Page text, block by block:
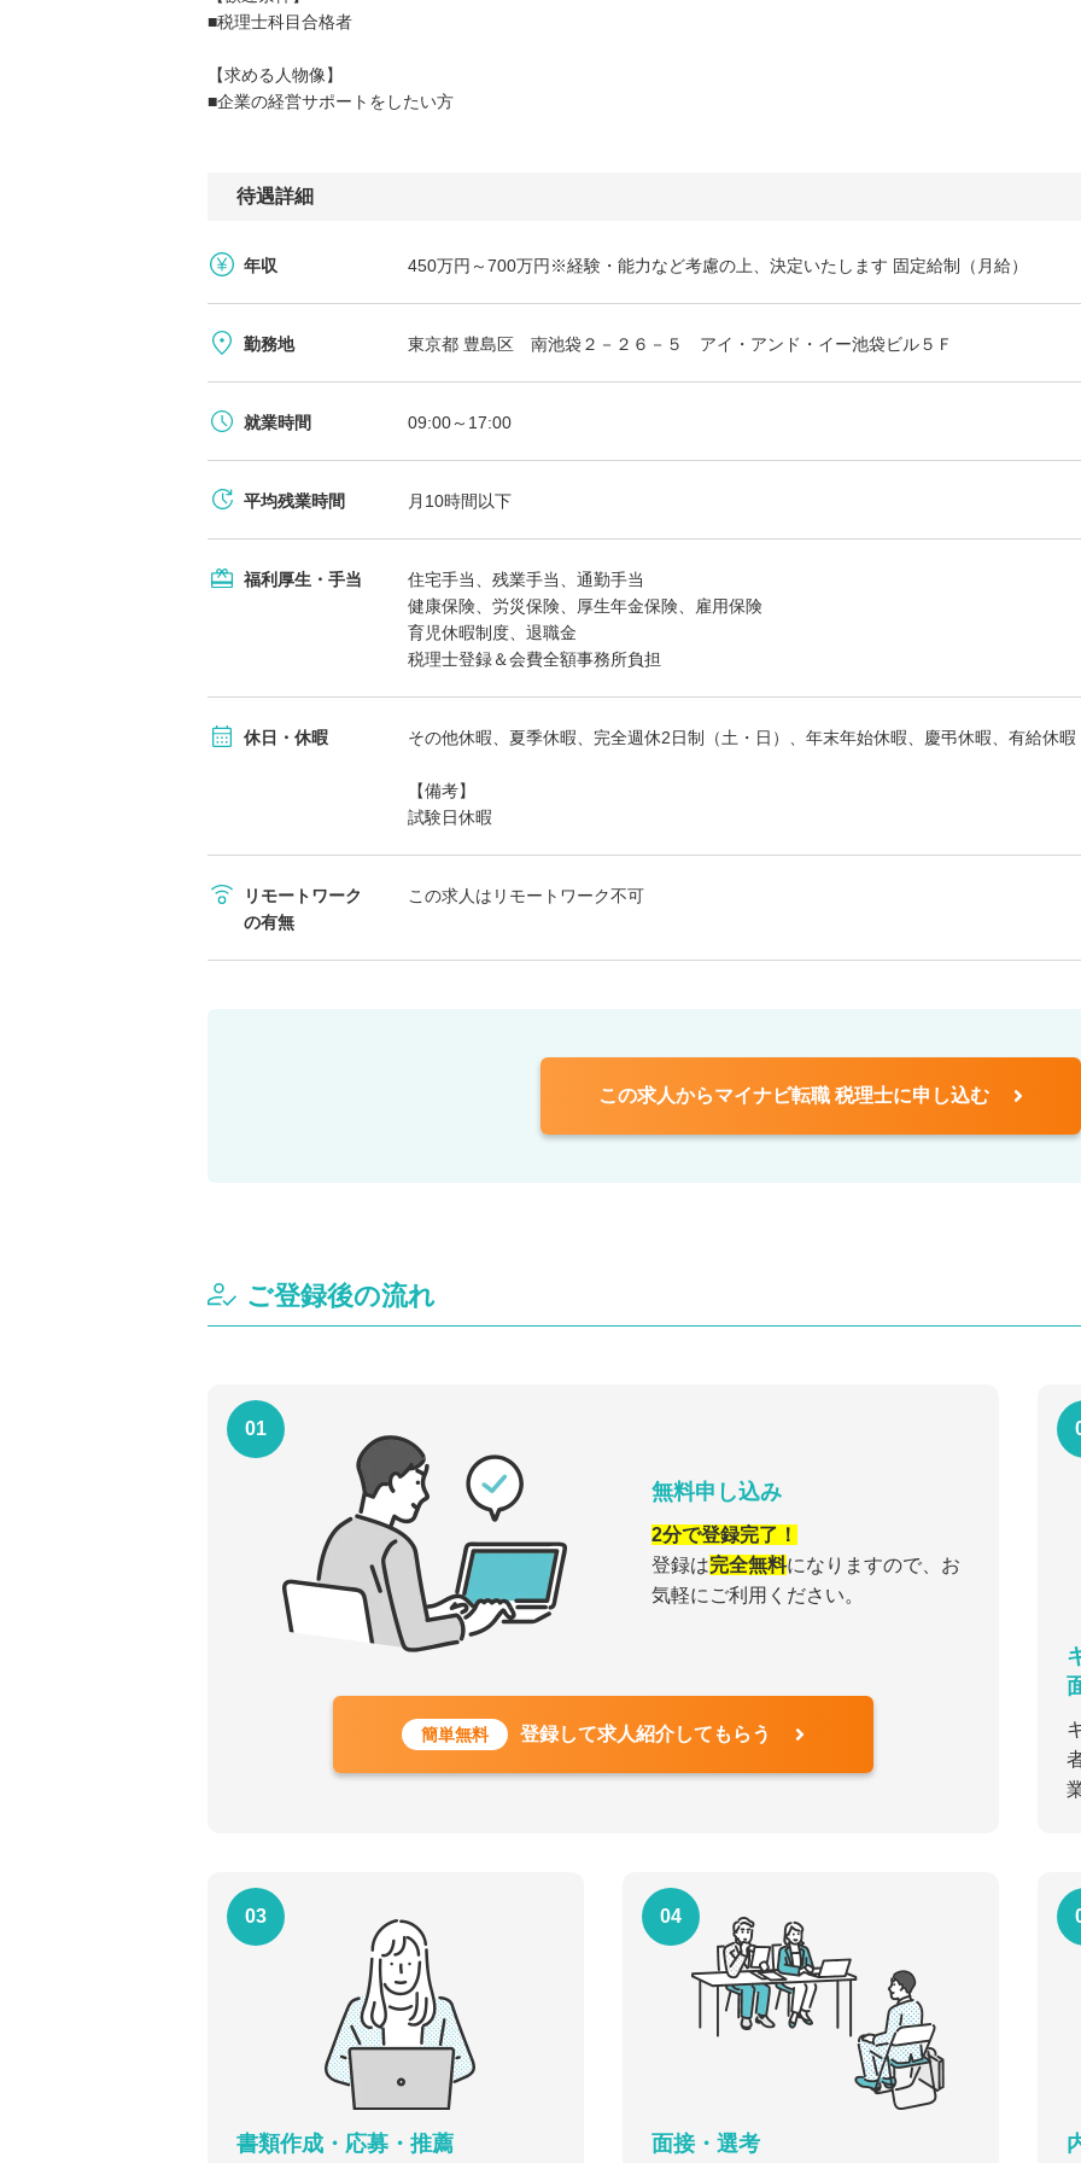
■税理士科目合格者
【求める人物像】
■企業の経営サポートをしたい方
待遇詳細
年収 450万円～700万円※経験・能力など考慮の上、決定いたします 固定給制（月給）
勤務地 東京都 豊島区 南池袋２－２６－５ アイ・アンド・イー池袋ビル５Ｆ
就業時間 09:00～17:00
平均残業時間 月10時間以下
福利厚生・手当
住宅手当、残業手当、通勤手当
健康保険、労災保険、厚生年金保険、雇用保険
育児休暇制度、退職金
税理士登録＆会費全額事務所負担
休日・休暇 その他休暇、夏季休暇、完全週休2日制（土・日）、年末年始休暇、慶弔休暇、有給休暇
【備考】
試験日休暇
リモートワーク
の有無
この求人はリモートワーク不可
この求人からマイナビ転職 税理士に申し込む
ご登録後の流れ
01
無料申し込み
2分で登録完了！
登録は完全無料になりますので、お
気軽にご利用ください。
簡単無料 登録して求人紹介してもらう
03
書類作成・応募・推薦
04
面接・選考